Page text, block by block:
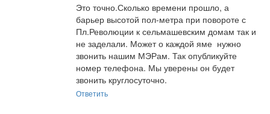
Это точно.Сколько времени прошло, а
барьер высотой пол-метра при повороте с
Пл.Революции к сельмашевским домам так и
не заделали. Может о каждой яме  нужно
звонить нашим МЭРам. Так опубликуйте
номер телефона. Мы уверены он будет
звонить круглосуточно.
Ответить